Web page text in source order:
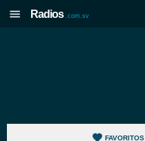
Radios .com.sv
FAVORITOS